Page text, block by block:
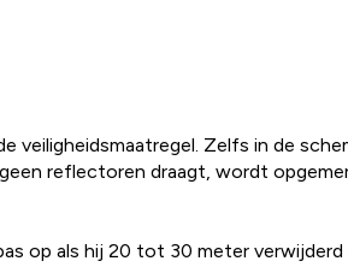
veiligheidsmaatregel. Zelfs in de
reflectoren draagt, wordt
op als hij 20 tot 30 meter verwijderd